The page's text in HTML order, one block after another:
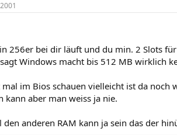
256er bei dir läuft und du min. 2 Slots
Windows macht bis 512 MB wirklich
im Bios schauen vielleicht ist da
kann aber man weiss ja nie.
den anderen RAM kann ja sein das der